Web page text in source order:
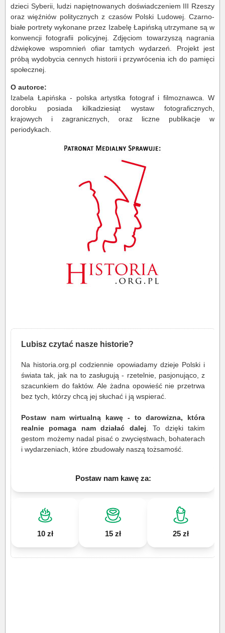
dzieci Syberii, ludzi napiętnowanych doświadczeniem III Rzeszy
oraz więźniów politycznych z czasów Polski Ludowej. Czarno-
białe portrety wykonane przez Izabelę Łapińską utrzymane są w
konwencji fotografii policyjnej. Zdjęciom towarzyszą nagrania
dźwiękowe wspomnień ofiar tamtych wydarzeń. Projekt jest
próbą wydobycia cennych historii i przywrócenia ich do pamięci
społecznej.
O autorce:
Izabela Łapińska - polska artystka fotograf i filmoznawca. W
dorobku posiada kilkadziesiąt wystaw fotograficznych,
krajowych i zagranicznych, oraz liczne publikacje w
periodykach.
Lubisz czytać nasze historie?
Na historia.org.pl codziennie opowiadamy dzieje Polski i
świata tak, jak na to zasługują - rzetelnie, pasjonująco, z
szacunkiem do faktów. Ale żadna opowieść nie przetrwa
bez tych, którzy chcą jej słuchać i ją wspierać.
Postaw nam wirtualną kawę - to darowizna, która
realnie pomaga nam działać dalej . To dzięki takim
gestom możemy nadal pisać o zwycięstwach, bohaterach
i wydarzeniach, które zbudowały naszą tożsamość.
Postaw nam kawę za:
10 zł 15 zł 25 zł